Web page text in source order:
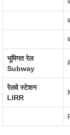
भूमिगत रेल
Subway
रेलवे स्टेशन
LIRR